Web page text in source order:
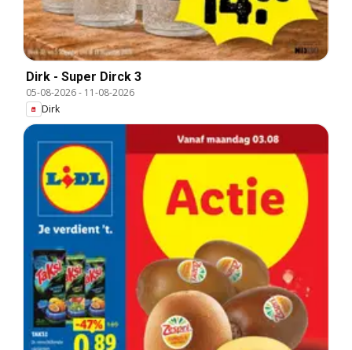
Dirk - Super Dirck 3
05-08-2026- 11-08-2026
Dirk